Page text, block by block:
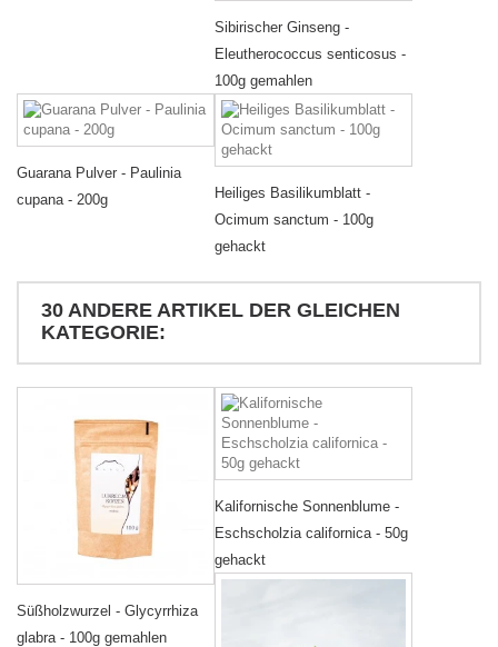
Sibirischer Ginseng -
Eleutherococcus senticosus -
100g gemahlen
Guarana Pulver - Paulinia
cupana - 200g
Heiliges Basilikumblatt -
Ocimum sanctum - 100g
gehackt
30 ANDERE ARTIKEL DER GLEICHEN
KATEGORIE:
Süßholzwurzel - Glycyrrhiza
glabra - 100g gemahlen
Kalifornische Sonnenblume -
Eschscholzia californica - 50g
gehackt